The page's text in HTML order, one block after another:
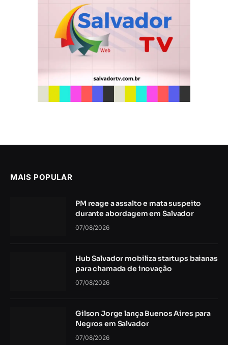
MAIS POPULAR
PM reage a assalto e mata suspeito
durante abordagem em Salvador
07/08/2026
Hub Salvador mobiliza startups baianas
para chamada de inovação
07/08/2026
Gilson Jorge lança Buenos Aires para
Negros em Salvador
07/08/2026